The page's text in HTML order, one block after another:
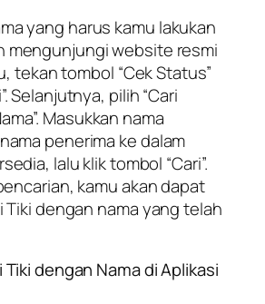
yang harus kamu lakukan
mengunjungi website resmi
tekan tombol “Cek Status”
Selanjutnya, pilih “Cari
Masukkan nama
penerima ke dalam
lalu klik tombol “Cari”.
kamu akan dapat
Tiki dengan nama yang telah
Tiki dengan Nama di Aplikasi